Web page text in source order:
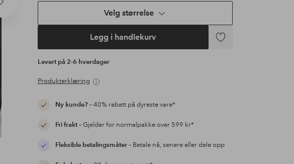
Neste
produkt
Velg størrelse
Legg i handlekurv
Legg
Levert på 2-6 hverdager
Produkterklæring
Ny kunde?– 40% rabatt på dyreste vare*
Fri frakt– Gjelder for normalpakke over 599 kr*
Fleksible betalingsmåter– Betale nå, senere eller dele opp